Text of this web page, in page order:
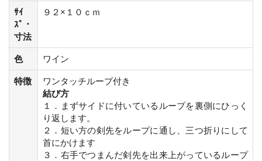
ｻｲ
ｽﾞ・
寸法
９２×１０ｃｍ
色 ワイン
特徴
ワンタッチループ付き
結び方
１．まずサイドに付いているループを裏側にひっく
り返します。
２．短い方の剣先をループに通し、三つ折りにして
首にかけます
３．右手でつまんだ剣先を出来上がっているループ